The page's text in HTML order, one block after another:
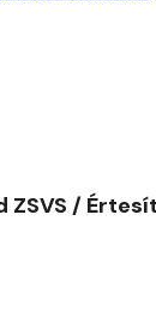
ZSVS /